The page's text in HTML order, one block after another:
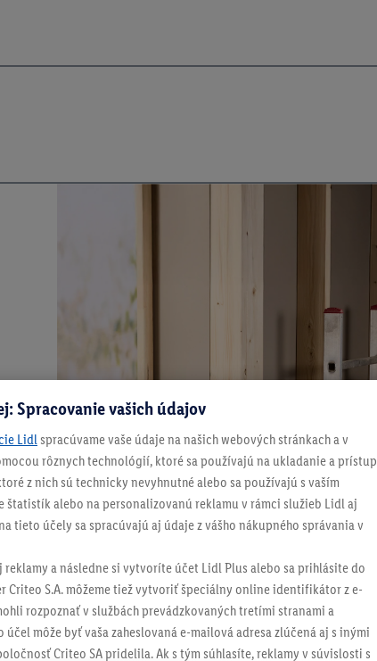
Spracovanie vašich údajov
Lidl spracúvame vaše údaje na našich webových stránkach a v
rôznych technológií, ktoré sa používajú na ukladanie a prístup
z nich sú technicky nevyhnutné alebo sa používajú s vaším
štatistík alebo na personalizovanú reklamu v rámci služieb Lidl aj
tieto účely sa spracúvajú aj údaje z vášho nákupného správania v
a následne si vytvoríte účet Lidl Plus alebo sa prihlásite do
Criteo S.A. môžeme tiež vytvoriť špeciálny online identifikátor z e-
rozpoznať v službách prevádzkovaných tretími stranami a
môže byť vaša zaheslovaná e-mailová adresa zlúčená aj s inými
Criteo SA pridelila. Ak s tým súhlasíte, reklamy v súvislosti s